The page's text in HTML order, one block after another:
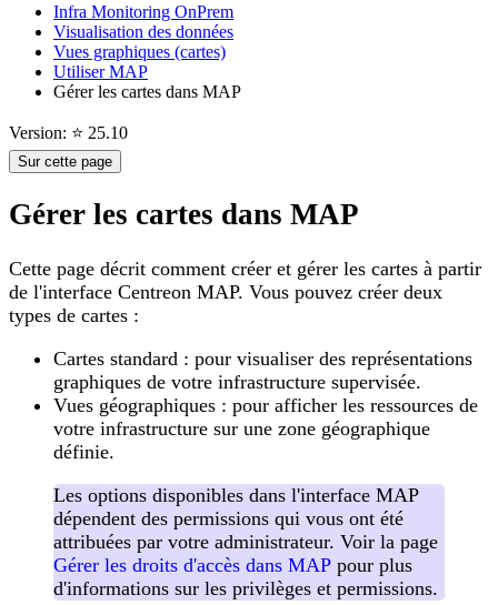
Infra Monitoring OnPrem
Visualisation des données
Vues graphiques (cartes)
Utiliser MAP
Gérer les cartes dans MAP
Version: ⭐ 25.10
Sur cette page
Gérer les cartes dans MAP
Cette page décrit comment créer et gérer les cartes à partir
de l'interface Centreon MAP. Vous pouvez créer deux
types de cartes :
Cartes standard : pour visualiser des représentations
graphiques de votre infrastructure supervisée.
Vues géographiques : pour afficher les ressources de
votre infrastructure sur une zone géographique
définie.
Les options disponibles dans l'interface MAP
dépendent des permissions qui vous ont été
attribuées par votre administrateur. Voir la page
Gérer les droits d'accès dans MAP pour plus
d'informations sur les privilèges et permissions.